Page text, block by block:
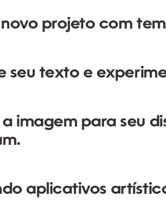
projeto com
seu texto e
imagem para seu
aplicativos